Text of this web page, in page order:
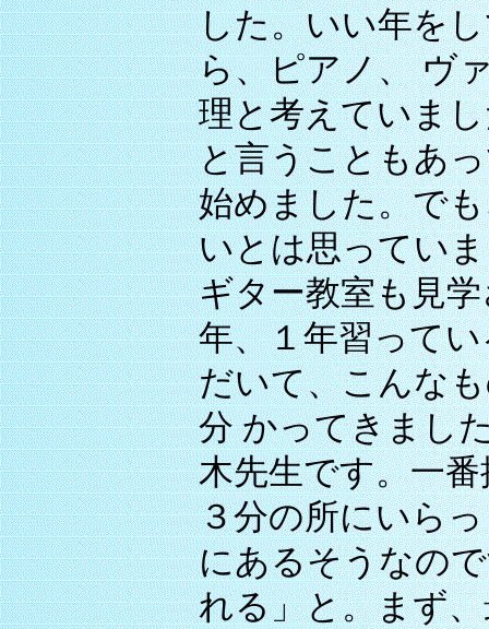
した。いい年を
ら、ピアノ、 ヴ
理と考えていま
と言うこともあ
始めました。で
いとは思ってい
ギター教室も見
年、１年習って
だいて、こんな
分 かってきまし
木先生です。一
３分の所にいら
にあるそうなの
れる」と。まず